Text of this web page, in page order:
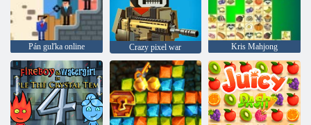
Pán guľka online Crazy pixel war Kris Mahjong